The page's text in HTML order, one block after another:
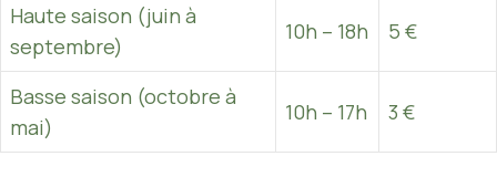
Haute saison (juin à
septembre)
10h – 18h 5 €
Basse saison (octobre à
mai)
10h – 17h 3 €